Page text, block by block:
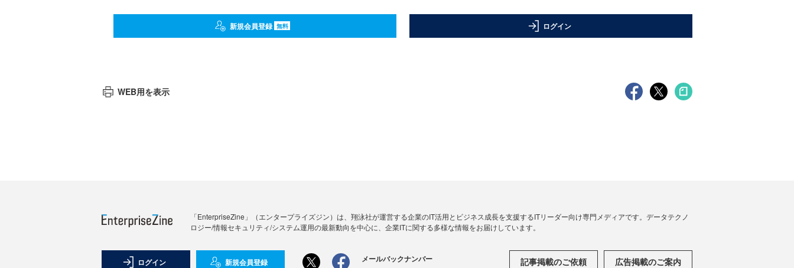
新規会員登録 無料 ログイン
WEB用を表示
「EnterpriseZine」（エンタープライズジン）は、翔泳社が運営する企業のIT活用とビジネス成長を支援するITリーダー向け専門メディアです。データテクノ
ロジー/情報セキュリティ/システム運用の最新動向を中心に、企業ITに関する多様な情報をお届けしています。
ログイン 新規会員登録 メールバックナンバー 記事掲載のご依頼 広告掲載のご案内